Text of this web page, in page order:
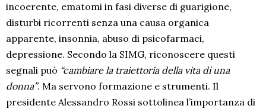
incoerente, ematomi in fasi diverse di guarigione,
disturbi ricorrenti senza una causa organica
apparente, insonnia, abuso di psicofarmaci,
depressione. Secondo la SIMG, riconoscere questi
segnali può “cambiare la traiettoria della vita di una
donna”. Ma servono formazione e strumenti. Il
presidente Alessandro Rossi sottolinea l’importanza di